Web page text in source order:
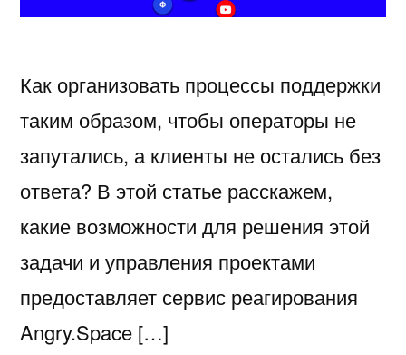
Как организовать процессы поддержки
таким образом, чтобы операторы не
запутались, а клиенты не остались без
ответа? В этой статье расскажем,
какие возможности для решения этой
задачи и управления проектами
предоставляет сервис реагирования
Angry.Space […]